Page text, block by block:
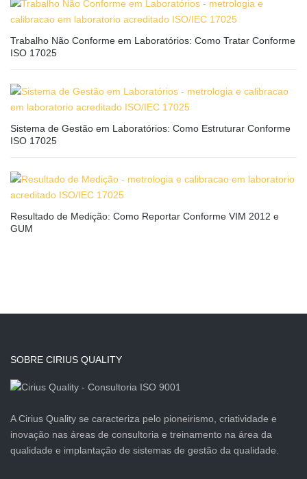
Trabalho Não Conforme em Laboratórios: Como Tratar Conforme
ISO 17025
Sistema de Gestão em Laboratórios: Como Estruturar Conforme
ISO 17025
Resultado de Medição: Como Reportar Conforme VIM 2012 e
GUM
SOBRE CIRIUS QUALITY
A Cirius Quality se caracteriza pelo pioneirismo, criatividade e
inovação nas áreas de consultoria e treinamento na área da
qualidade e implantação de sistemas de gestão da qualidade.